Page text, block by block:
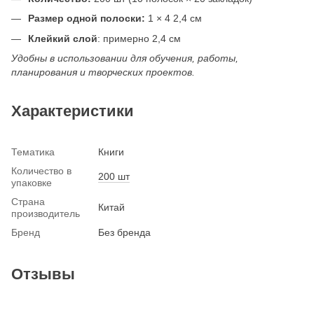
Размер одной полоски: 1 × 4 2,4 см
Клейкий слой: примерно 2,4 см
Удобны в использовании для обучения, работы,
планирования и творческих проектов.
Характеристики
Тематика
Книги
Количество в
упаковке
200 шт
Страна
производитель
Китай
Бренд Без бренда
Отзывы